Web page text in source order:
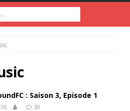
: Saison 3, Episode 1
30